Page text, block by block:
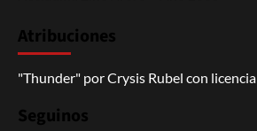
Atribuciones
"Thunder" porCrysis Rubel con licencia
Seguinos